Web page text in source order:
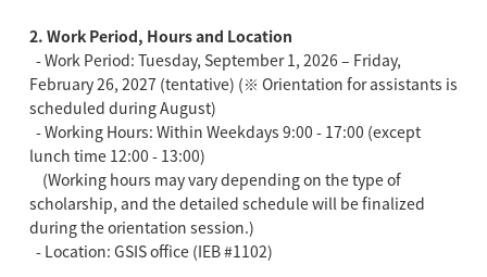
2. Work Period, Hours and Location
- Work Period: Tuesday, September 1, 2026 – Friday,
February 26, 2027 (tentative) (※ Orientation for assistants is
scheduled during August)
- Working Hours: Within Weekdays 9:00 - 17:00 (except
lunch time 12:00 - 13:00)
(Working hours may vary depending on the type of
scholarship, and the detailed schedule will be finalized
during the orientation session.)
- Location: GSIS office (IEB #1102)